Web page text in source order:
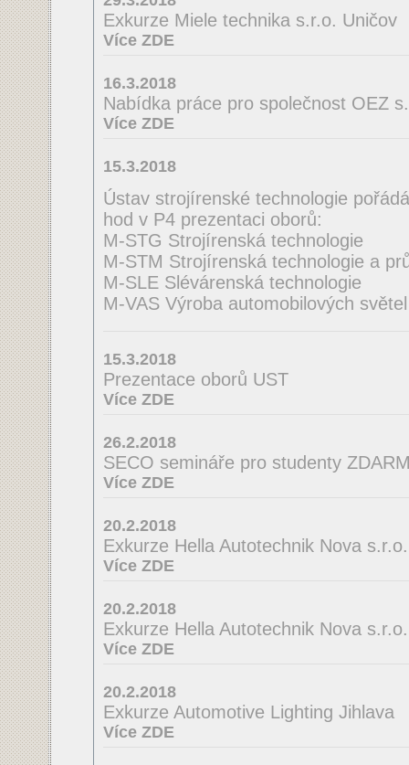
Exkurze Miele technika s.r.o. Uničov
Více ZDE
16.3.2018
Nabídka práce pro společnost OEZ
Více ZDE
15.3.2018
Ústav strojírenské technologie
hod v P4 prezentaci oborů:
M-STG Strojírenská technologie
M-STM Strojírenská technologie a
M-SLE Slévárenská technologie
M-VAS Výroba automobilových
15.3.2018
Prezentace oborů UST
Více ZDE
26.2.2018
SECO semináře pro studenty
Více ZDE
20.2.2018
Exkurze Hella Autotechnik Nova
Více ZDE
20.2.2018
Exkurze Hella Autotechnik Nova
Více ZDE
20.2.2018
Exkurze Automotive Lighting Jihlava
Více ZDE